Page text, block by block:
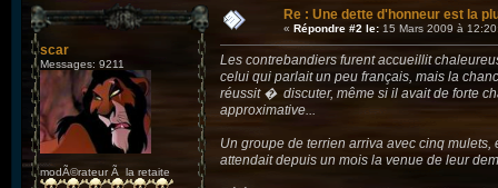
scar
Messages: 9211
modÃ©rateur Ã la retaite
Re : Une dette d'honneur est la
« Répondre #2 le: 15 Mars 2009 à
Les contrebandiers furent accueillit
celui qui parlait un peu français, mais la
réussit � discuter, même si il avait de forte
approximative...
Un groupe de terrien arriva avec cinq
attendait depuis un mois la venue de leur